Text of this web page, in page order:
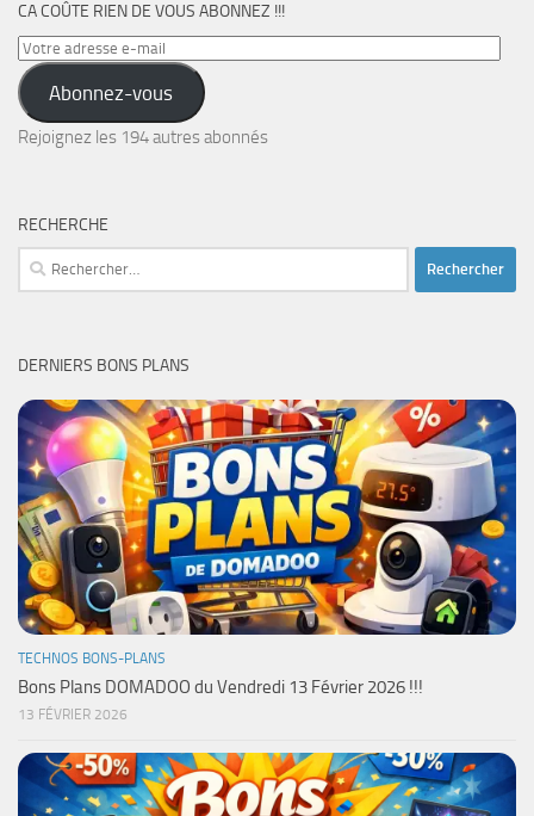
CA COÛTE RIEN DE VOUS ABONNEZ !!!
Votre
adresse
e-
mail
Abonnez-vous
Rejoignez les 194 autres abonnés
RECHERCHE
Rechercher :
DERNIERS BONS PLANS
TECHNOS BONS-PLANS
Bons Plans DOMADOO du Vendredi 13 Février 2026 !!!
13 FÉVRIER 2026